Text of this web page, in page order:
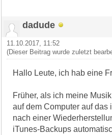
dadude
11.10.2017, 11:52
(Dieser Beitrag wurde zuletzt
Hallo Leute, ich hab eine
Früher, als ich meine
auf dem Computer auf
nach einer
iTunes-Backups